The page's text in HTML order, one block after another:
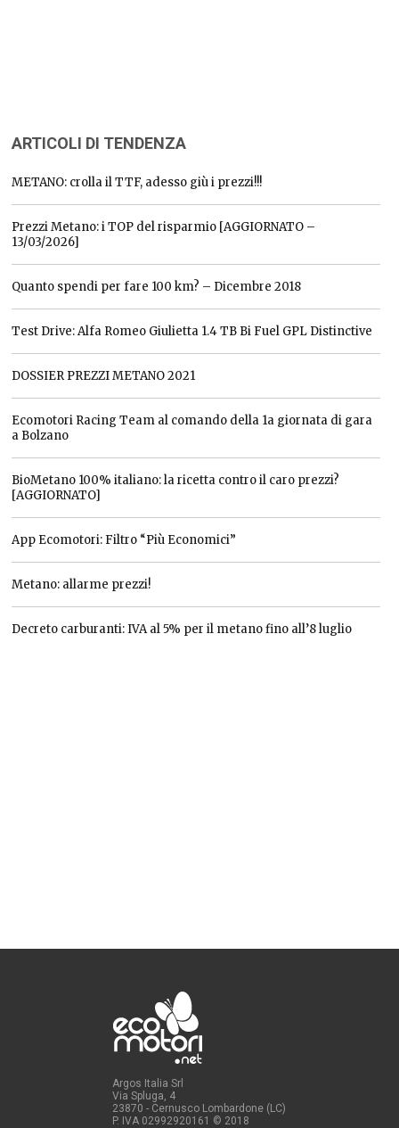
ARTICOLI DI TENDENZA
METANO: crolla il TTF, adesso giù i prezzi!!!
Prezzi Metano: i TOP del risparmio [AGGIORNATO –
13/03/2026]
Quanto spendi per fare 100 km? – Dicembre 2018
Test Drive: Alfa Romeo Giulietta 1.4 TB Bi Fuel GPL Distinctive
DOSSIER PREZZI METANO 2021
Ecomotori Racing Team al comando della 1a giornata di gara
a Bolzano
BioMetano 100% italiano: la ricetta contro il caro prezzi?
[AGGIORNATO]
App Ecomotori: Filtro “Più Economici”
Metano: allarme prezzi!
Decreto carburanti: IVA al 5% per il metano fino all’8 luglio
Argos Italia Srl
Via Spluga, 4
23870 - Cernusco Lombardone (LC)
P. IVA 02992920161 © 2018